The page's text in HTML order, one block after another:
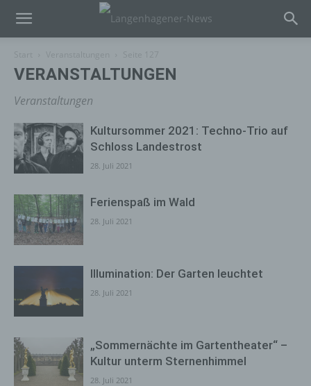
VERANSTALTUNGEN
Veranstaltungen
Kultursommer 2021: Techno-Trio auf
Schloss Landestrost
28. Juli 2021
Ferienspaß im Wald
28. Juli 2021
Illumination: Der Garten leuchtet
28. Juli 2021
„Sommernächte im Gartentheater“ –
Kultur unterm Sternenhimmel
28. Juli 2021